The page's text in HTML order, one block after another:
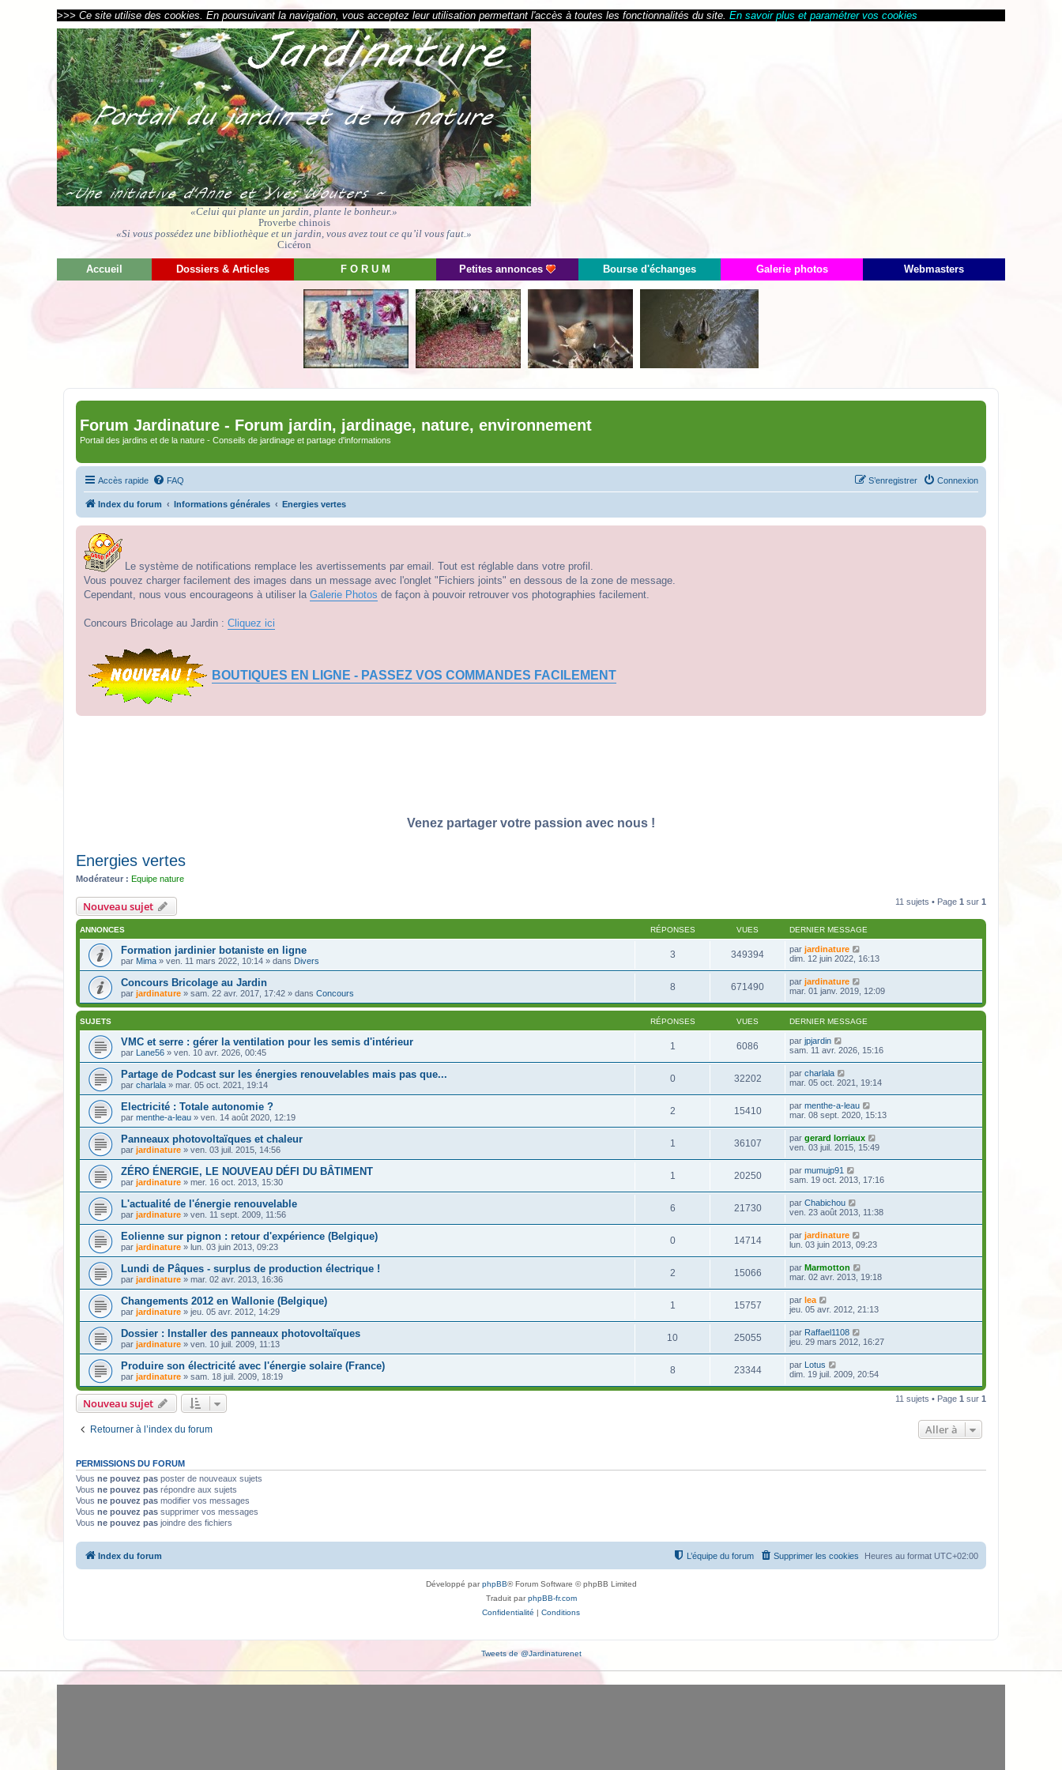
>>> Ce site utilise des cookies. En poursuivant la navigation, vous acceptez leur utilisation permettant l'accès à toutes les fonctionnalités du site. En savoir plus et paramétrer vos cookies
«Celui qui plante un jardin, plante le bonheur.»
Proverbe chinois
«Si vous possédez une bibliothèque et un jardin, vous avez tout ce qu’il vous faut.»
Cicéron
Accueil Dossiers & Articles F O R U M Petites annonces Bourse d'échanges Galerie photos Webmasters
Forum Jardinature - Forum jardin, jardinage, nature, environnement
Portail des jardins et de la nature - Conseils de jardinage et partage d'informations
Accès rapide FAQ Connexion
S’enregistrer
Index du forum Informations générales Energies vertes
Le système de notifications remplace les avertissements par email. Tout est réglable dans votre profil.
Vous pouvez charger facilement des images dans un message avec l'onglet "Fichiers joints" en dessous de la zone de message.
Cependant, nous vous encourageons à utiliser la Galerie Photos de façon à pouvoir retrouver vos photographies facilement.
Concours Bricolage au Jardin : Cliquez ici
BOUTIQUES EN LIGNE - PASSEZ VOS COMMANDES FACILEMENT
Venez partager votre passion avec nous !
Energies vertes
Modérateur : Equipe nature
Nouveau sujet 11 sujets • Page 1 sur 1
ANNONCES RÉPONSES VUES DERNIER MESSAGE
Formation jardinier botaniste en ligne
par Mima » ven. 11 mars 2022, 10:14 » dans Divers
3 349394 par jardinature
dim. 12 juin 2022, 16:13
Concours Bricolage au Jardin
par jardinature » sam. 22 avr. 2017, 17:42 » dans Concours
8 671490 par jardinature
mar. 01 janv. 2019, 12:09
SUJETS RÉPONSES VUES DERNIER MESSAGE
VMC et serre : gérer la ventilation pour les semis d'intérieur
par Lane56 » ven. 10 avr. 2026, 00:45
1 6086 par jpjardin
sam. 11 avr. 2026, 15:16
Partage de Podcast sur les énergies renouvelables mais pas que...
par charlala » mar. 05 oct. 2021, 19:14
0 32202 par charlala
mar. 05 oct. 2021, 19:14
Electricité : Totale autonomie ?
par menthe-a-leau » ven. 14 août 2020, 12:19
2 15410 par menthe-a-leau
mar. 08 sept. 2020, 15:13
Panneaux photovoltaïques et chaleur
par jardinature » ven. 03 juil. 2015, 14:56
1 36107 par gerard lorriaux
ven. 03 juil. 2015, 15:49
ZÉRO ÉNERGIE, LE NOUVEAU DÉFI DU BÂTIMENT
par jardinature » mer. 16 oct. 2013, 15:30
1 20250 par mumujp91
sam. 19 oct. 2013, 17:16
L'actualité de l'énergie renouvelable
par jardinature » ven. 11 sept. 2009, 11:56
6 21730 par Chabichou
ven. 23 août 2013, 11:38
Eolienne sur pignon : retour d'expérience (Belgique)
par jardinature » lun. 03 juin 2013, 09:23
0 14714 par jardinature
lun. 03 juin 2013, 09:23
Lundi de Pâques - surplus de production électrique !
par jardinature » mar. 02 avr. 2013, 16:36
2 15066 par Marmotton
mar. 02 avr. 2013, 19:18
Changements 2012 en Wallonie (Belgique)
par jardinature » jeu. 05 avr. 2012, 14:29
1 15757 par lea
jeu. 05 avr. 2012, 21:13
Dossier : Installer des panneaux photovoltaïques
par jardinature » ven. 10 juil. 2009, 11:13
10 25055 par Raffael1108
jeu. 29 mars 2012, 16:27
Produire son électricité avec l'énergie solaire (France)
par jardinature » sam. 18 juil. 2009, 18:19
8 23344 par Lotus
dim. 19 juil. 2009, 20:54
Nouveau sujet 11 sujets • Page 1 sur 1
Retourner à l’index du forum Aller à
PERMISSIONS DU FORUM
Vous ne pouvez pas poster de nouveaux sujets
Vous ne pouvez pas répondre aux sujets
Vous ne pouvez pas modifier vos messages
Vous ne pouvez pas supprimer vos messages
Vous ne pouvez pas joindre des fichiers
Index du forum Heures au format UTC+02:00
Supprimer les cookies
L’équipe du forum
Développé parphpBB® Forum Software © phpBB Limited
Traduit parphpBB-fr.com
Confidentialité | Conditions
Tweets de @Jardinaturenet